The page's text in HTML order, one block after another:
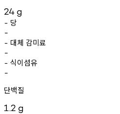
24 g
- 당
-
- 대체 감미료
-
- 식이섬유
-
단백질
1.2 g